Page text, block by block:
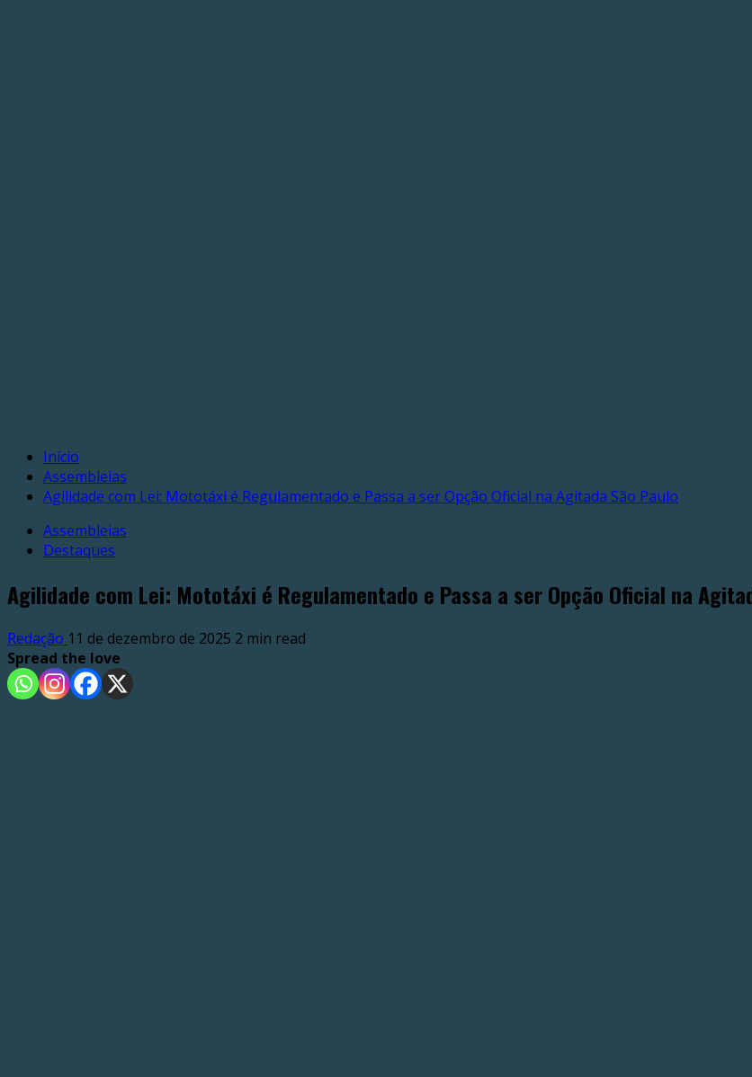
Início
Assembleias
Agilidade com Lei: Mototáxi é Regulamentado e Passa a ser Opção Oficial na Agitada São Paulo
Assembleias
Destaques
Agilidade com Lei: Mototáxi é Regulamentado e Passa a ser Opção Oficial na
Redação 11 de dezembro de 2025 2 min read
Spread the love